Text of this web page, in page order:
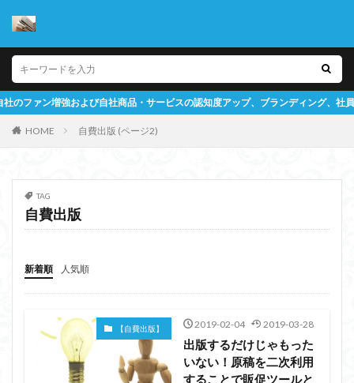
・サービスの認知度アップ、ブランディング、社員教育ツールとしての書籍
HOME 自費出版 (ページ2)
TAG
自費出版
新着順 人気順
【自費出版】 2019-02-04 2019-03-28
出版するだけじゃもった
いない！原稿を二次利用
することで販促ツールと